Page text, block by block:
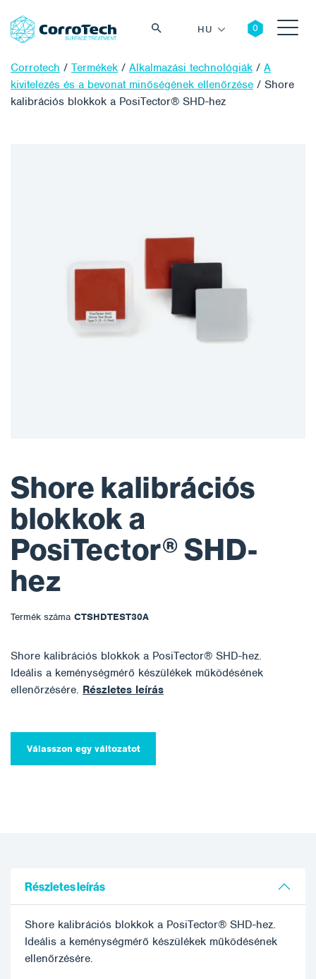
HU
Corrotech / Termékek / Alkalmazási technológiák / A
kivitelezés és a bevonat minőségének ellenőrzése / Shore
kalibrációs blokkok a PosiTector® SHD-hez
Shore kalibrációs
blokkok a
PosiTector® SHD-
hez
Termék száma CTSHDTEST30A
Shore kalibrációs blokkok a PosiTector® SHD-hez.
Ideális a keménységmérő készülékek működésének
ellenőrzésére. Részletes leírás
Válasszon egy változatot
Részletes leírás
Shore kalibrációs blokkok a PosiTector® SHD-hez.
Ideális a keménységmérő készülékek működésének
ellenőrzésére.